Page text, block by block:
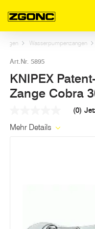
Zangen Wasserpumpenzangen
Art.Nr. 5895
KNIPEX
Zange Cobra
Link
(0)
Mehr Details